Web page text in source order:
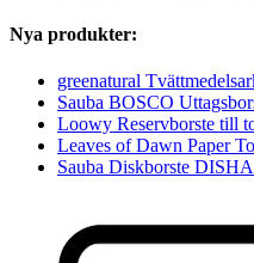
Nya produkter:
greenatural
Sauba BOSCO
Loowy Reservborste till
Leaves of Dawn Paper
Sauba Diskborste